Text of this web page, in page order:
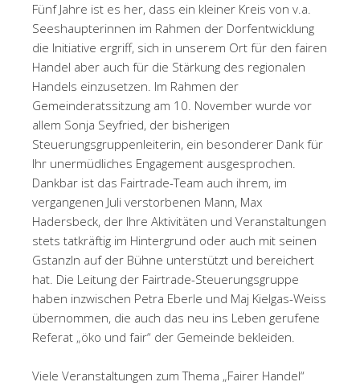
Fünf Jahre ist es her, dass ein kleiner Kreis von v.a.
Seeshaupterinnen im Rahmen der Dorfentwicklung
die Initiative ergriff, sich in unserem Ort für den fairen
Handel aber auch für die Stärkung des regionalen
Handels einzusetzen. Im Rahmen der
Gemeinderatssitzung am 10. November wurde vor
allem Sonja Seyfried, der bisherigen
Steuerungsgruppenleiterin, ein besonderer Dank für
Ihr unermüdliches Engagement ausgesprochen.
Dankbar ist das Fairtrade-Team auch ihrem, im
vergangenen Juli verstorbenen Mann, Max
Hadersbeck, der Ihre Aktivitäten und Veranstaltungen
stets tatkräftig im Hintergrund oder auch mit seinen
Gstanzln auf der Bühne unterstützt und bereichert
hat. Die Leitung der Fairtrade-Steuerungsgruppe
haben inzwischen Petra Eberle und Maj Kielgas-Weiss
übernommen, die auch das neu ins Leben gerufene
Referat „öko und fair“ der Gemeinde bekleiden.
Viele Veranstaltungen zum Thema „Fairer Handel“